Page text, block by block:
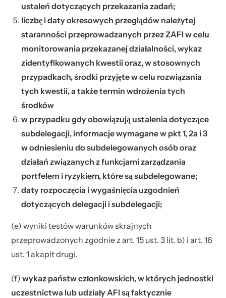
ustaleń dotyczących przekazania zadań;
liczbę i daty okresowych przeglądów należytej
staranności przeprowadzanych przez ZAFI w celu
monitorowania przekazanej działalności, wykaz
zidentyfikowanych kwestii oraz, w stosownych
przypadkach, środki przyjęte w celu rozwiązania
tych kwestii, a także termin wdrożenia tych
środków
w przypadku gdy obowiązują ustalenia dotyczące
subdelegacji, informacje wymagane w pkt 1, 2a i 3
w odniesieniu do subdelegowanych osób oraz
działań związanych z funkcjami zarządzania
portfelem i ryzykiem, które są subdelegowane;
daty rozpoczęcia i wygaśnięcia uzgodnień
dotyczących delegacji i subdelegacji;
(e) wyniki testów warunków skrajnych
przeprowadzonych zgodnie z art. 15 ust. 3 lit. b) i art. 16
ust. 1 akapit drugi.
(f)wykaz państw członkowskich, w których jednostki
uczestnictwa lub udziały AFI są faktycznie